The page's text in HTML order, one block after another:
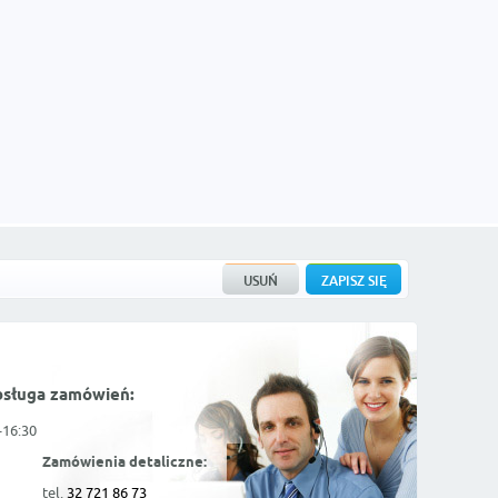
zamówień:
Zamówienia detaliczne:
tel. 32 721 86 73